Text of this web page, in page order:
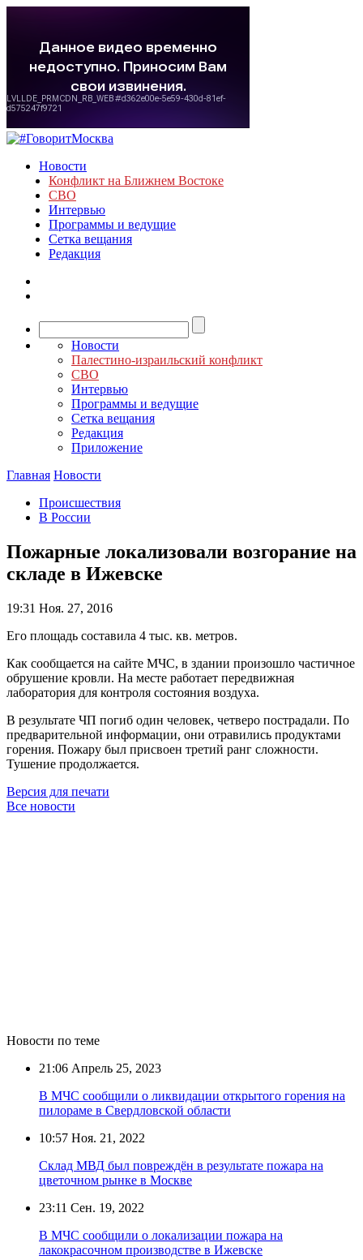
Новости
Конфликт на Ближнем Востоке
СВО
Интервью
Программы и ведущие
Сетка вещания
Редакция
Новости
Палестино-израильский конфликт
СВО
Интервью
Программы и ведущие
Сетка вещания
Редакция
Приложение
Главная Новости
Происшествия
В России
Пожарные локализовали возгорание на
складе в Ижевске
19:31 Ноя. 27, 2016
Его площадь составила 4 тыс. кв. метров.
Как сообщается на сайте МЧС, в здании произошло частичное
обрушение кровли. На месте работает передвижная
лаборатория для контроля состояния воздуха.
В результате ЧП погиб один человек, четверо пострадали. По
предварительной информации, они отравились продуктами
горения. Пожару был присвоен третий ранг сложности.
Тушение продолжается.
Версия для печати
Все новости
Новости по теме
21:06 Апрель 25, 2023
В МЧС сообщили о ликвидации открытого горения на
пилораме в Свердловской области
10:57 Ноя. 21, 2022
Склад МВД был повреждён в результате пожара на
цветочном рынке в Москве
23:11 Сен. 19, 2022
В МЧС сообщили о локализации пожара на
лакокрасочном производстве в Ижевске